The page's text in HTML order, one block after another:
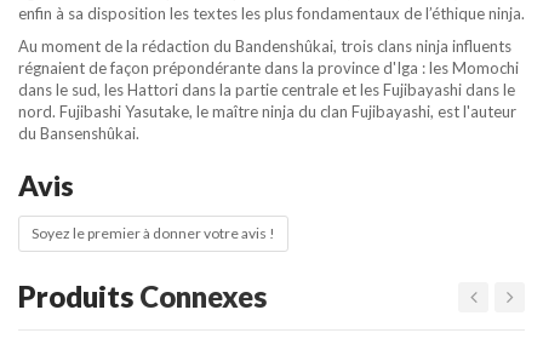
enfin à sa disposition les textes les plus fondamentaux de l’éthique ninja.
Au moment de la rédaction du Bandenshûkai, trois clans ninja influents
régnaient de façon prépondérante dans la province d'Iga : les Momochi
dans le sud, les Hattori dans la partie centrale et les Fujibayashi dans le
nord. Fujibashi Yasutake, le maître ninja du clan Fujibayashi, est l'auteur
du Bansenshûkai.
Avis
Soyez le premier à donner votre avis !
Produits Connexes